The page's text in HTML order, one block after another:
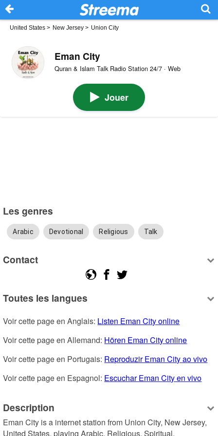
United States > New Jersey > Union City
Eman City
Quran & Islam Talk Radio Station 24/7 · Web
Jouer
Les genres
Arabic Devotional Religious Talk
Contact
Toutes les langues
Voir cette page en Anglais: Listen Eman City online
Voir cette page en Allemand: Hören Eman City online
Voir cette page en Portugais: Reproduzir Eman City ao vivo
Voir cette page en Espagnol: Escuchar Eman City en vivo
Description
Eman City is a internet station from Union City, New Jersey,
United States, playing Arabic, Religious, Spiritual.